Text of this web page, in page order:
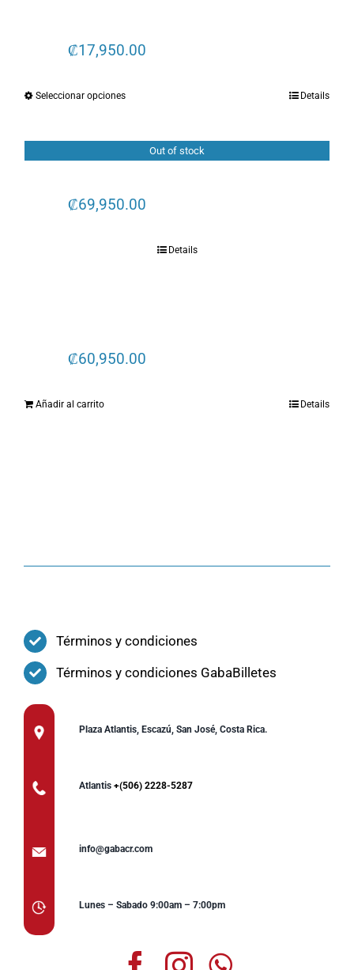
₡17,950.00
Seleccionar opcionesEste
tiene
variantes.
en
Details
Out of stock
₡69,950.00
Details
₡60,950.00
Añadir al carrito Details
Términos y condiciones
Términos y condiciones GabaBilletes
Plaza Atlantis, Escazú, San José, Costa Rica.
Atlantis +(506) 2228-5287
info@gabacr.com
Lunes – Sabado 9:00am – 7:00pm